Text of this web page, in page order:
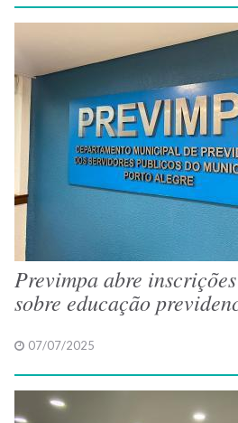
Previmpa abre
sobre educação
07/07/2025